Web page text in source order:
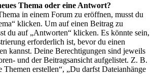
Thema oder eine Antwort?
in einem Forum zu eröffnen, musst du
klicken. Um auf einen Beitrag zu
du auf „Antworten“ klicken. Es könnte sein,
erforderlich ist, bevor du einen
kannst. Deine Berechtigungen sind jeweils
und der Beitragsansicht aufgelistet. Z. B.
Themen erstellen“, „Du darfst Dateianhänge